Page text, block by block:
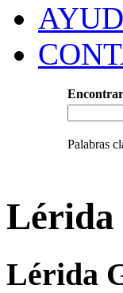
Palabras
Lérida
Lérida